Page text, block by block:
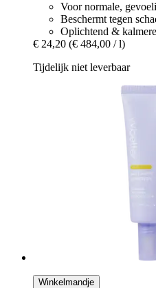
Voor normale,
Beschermt tegen
Oplichtend &
€ 24,20 (€ 484,00 / l)
Tijdelijk niet leverbaar
Winkelmandje